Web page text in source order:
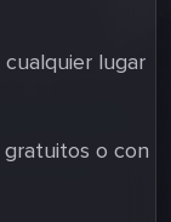
cualquier lugar
gratuitos o con